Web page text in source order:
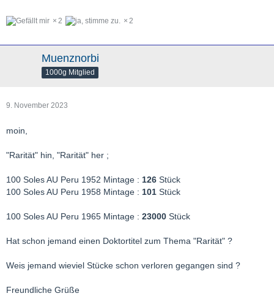
2 2
Muenznorbi
1000g Mitglied
9. November 2023
moin,
"Rarität" hin, "Rarität" her ;
100 Soles AU Peru 1952 Mintage : 126 Stück
100 Soles AU Peru 1958 Mintage : 101 Stück
100 Soles AU Peru 1965 Mintage : 23000 Stück
Hat schon jemand einen Doktortitel zum Thema "Rarität" ?
Weis jemand wieviel Stücke schon verloren gegangen sind ?
Freundliche Grüße